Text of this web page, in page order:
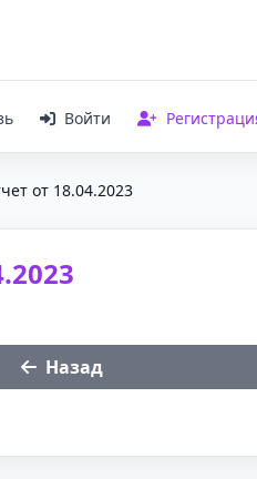
Войти
от 18.04.2023
Назад